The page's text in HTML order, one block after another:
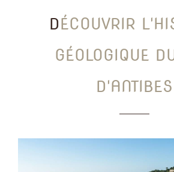
DÉCOUVRIR L'HISTOIRE
GÉOLOGIQUE
D'ANTIBES